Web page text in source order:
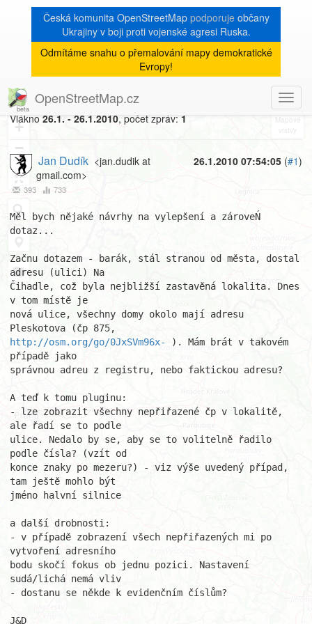
Česká komunita OpenStreetMap podporujeobčany
Ukrajiny v boji proti vojenské agresi Ruska.
Odmítáme snahu o přemalování mapy demokratické
Evropy!
OpenStreetMap.cz
8
+
−
« zpět na výpis měsíce
[Talk-cz]
Czechadress plugin v JOSM
Vlákno 26.1. - 26.1.2010, počet zpráv: 1
26.1.2010 07:54:05 (#1)
Jan Dudík <jan.dudik at
gmail.com>
393 733
Měl bych nějaké návrhy na vylepšení a zároveŃ
dotaz...
Začnu dotazem - barák, stál stranou od města, dostal
adresu (ulici) Na
Čihadle, což byla nejbližší zastavěná lokalita. Dnes
v tom místě je
nová ulice, všechny domy okolo mají adresu
http://osm.org/go/0JxSVm96x-
). Mám brát v takovém
případě jako
správnou adreu z registru, nebo faktickou adresu?
A teď k tomu pluginu:
- lze zobrazit všechny nepřiřazené čp v lokalitě,
ale řadí se to podle
ulice. Nedalo by se, aby se to volitelně řadilo
podle čísla? (vzít od
konce znaky po mezeru?) - viz výše uvedený případ,
tam ještě mohlo být
jméno halvní silnice
a další drobnosti:
- v případě zobrazení všech nepřiřazených mi po
vytvoření adresního
bodu skočí fokus ob jednu pozici. Nastavení
sudá/lichá nemá vliv
- dostanu se někde k evidenčním číslům?
J&D